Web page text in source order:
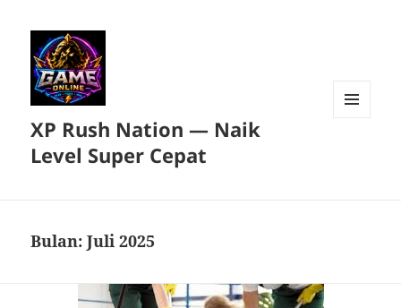
XP Rush Nation — Naik
Level Super Cepat
Bulan:Juli 2025